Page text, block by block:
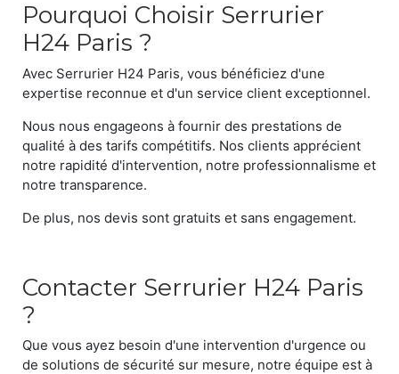
Pourquoi Choisir Serrurier
H24 Paris ?
Avec Serrurier H24 Paris, vous bénéficiez d'une
expertise reconnue et d'un service client exceptionnel.
Nous nous engageons à fournir des prestations de
qualité à des tarifs compétitifs. Nos clients apprécient
notre rapidité d'intervention, notre professionnalisme et
notre transparence.
De plus, nos devis sont gratuits et sans engagement.
Contacter Serrurier H24 Paris
?
Que vous ayez besoin d'une intervention d'urgence ou
de solutions de sécurité sur mesure, notre équipe est à